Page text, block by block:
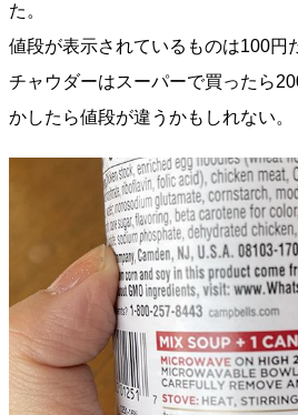
た。
値段が表示されているものは100円
チャウダーはスーパーで買ったら
かしたら値段が違うかもしれない。